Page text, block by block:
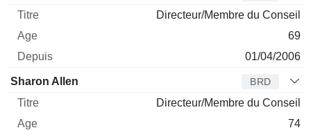
Directeur/Membre du Conseil
69
01/04/2006
Sharon Allen BRD
Directeur/Membre du Conseil
74